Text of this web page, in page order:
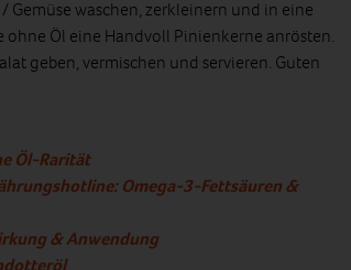
Gemüse waschen, zerkleinern und in eine
ohne Öl eine Handvoll Pinienkerne anrösten.
geben, vermischen und servieren. Guten
Öl-Rarität
Omega-3-Fettsäuren &
& Anwendung